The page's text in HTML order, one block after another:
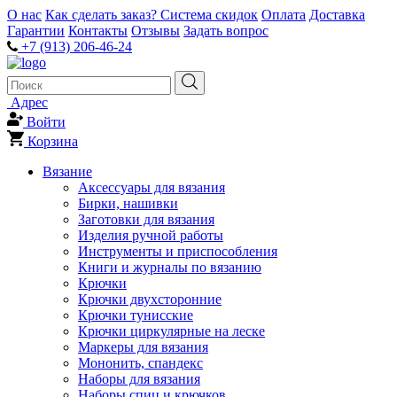
О нас Как сделать заказ? Система скидок Оплата Доставка
Гарантии Контакты Отзывы Задать вопрос
+7 (913) 206-46-24
Адрес
Войти
Корзина
Вязание
Аксессуары для вязания
Бирки, нашивки
Заготовки для вязания
Изделия ручной работы
Инструменты и приспособления
Книги и журналы по вязанию
Крючки
Крючки двухсторонние
Крючки тунисские
Крючки циркулярные на леске
Маркеры для вязания
Мононить, спандекс
Наборы для вязания